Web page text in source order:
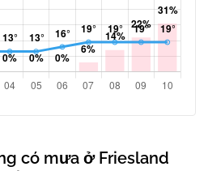
có mưa ở Friesland